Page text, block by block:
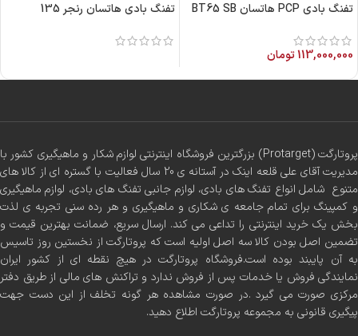
تفنگ بادی PCP هاتسان BT65 SB
113,000,000تومان
تفنگ بادی هاتسان رنجر 135
پروتارگت (Protarget) بزرگترین فروشگاه اینترنتی لوازم شکار و ماهیگیری کشور با
مدیریت آقای علی قلعه اینک در آستانه ی 20 سال فعالیت با گستره ای از کالا های
متنوع شامل انواع تفنگ های بادی، لوازم جانبی تفنگ های بادی، لوازم ماهیگیری
و کمپینگ برای تمام جامعه ی شکاری و ماهیگیری و هر رده سنی تجربه ی لذت
بخش یک خرید اینترنتی را تداعی می کند. ارسال سریع، ضمانت بهترین قیمت و
تضمین اصل بودن کالا سه اصل اولیه است که پروتارگت از نخستین روز تاسیس
به آن پایبند بوده است.فروشگاه پروتارگت در هیچ نقطه ای از کشور ایران
نمایندگی فروش یا خدمات پس از فروش ندارد و تراکنش های مالی از طریق دفتر
مرکزی صورت می گیرد .در صورت مشاهده هر گونه تخلف از این دست جهت
پیگیری قانونی به مجموعه پروتارگت اطلاع دهید.